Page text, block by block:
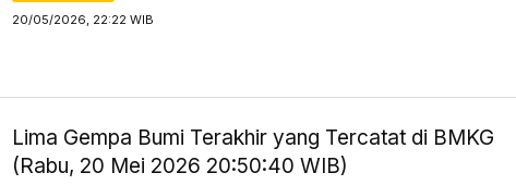
20/05/2026, 22:22 WIB
Lima Gempa Bumi Terakhir yang Tercatat di BMKG
(Rabu, 20 Mei 2026 20:50:40 WIB)